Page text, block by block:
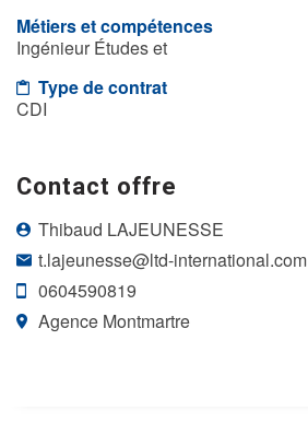
Métiers et compétences
Ingénieur Études et
Type de contrat
CDI
Contact offre
Thibaud LAJEUNESSE
t.lajeunesse@ltd-international.com
0604590819
Agence Montmartre